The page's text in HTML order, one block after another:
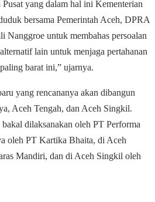
yang dalam hal ini Kementerian
bersama Pemerintah Aceh, DPRA
Nanggroe untuk membahas persoalan
lain untuk menjaga pertahanan
barat ini,” ujarnya.
yang rencananya akan dibangun
Aceh Tengah, dan Aceh Singkil.
dilaksanakan oleh PT Performa
oleh PT Kartika Bhaita, di Aceh
Mandiri, dan di Aceh Singkil oleh